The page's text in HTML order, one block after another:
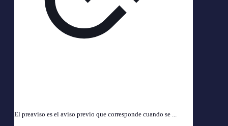
El preaviso es el aviso previo que corresponde cuando se ...